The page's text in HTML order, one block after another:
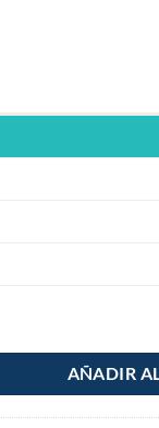
AÑADIR